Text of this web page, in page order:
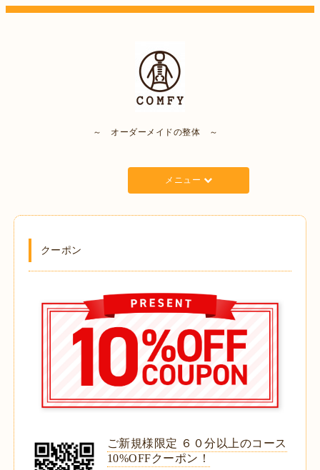
～ オーダーメイドの整体 ～
メニュー
クーポン
ご新規様限定 ６０分以上のコース
10%OFFクーポン！